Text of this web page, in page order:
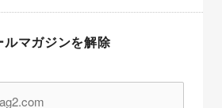
ルマガジンを解除